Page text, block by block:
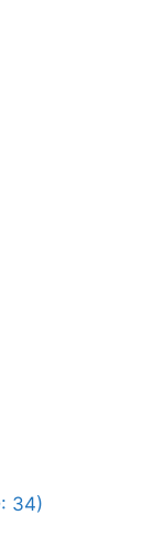
34)